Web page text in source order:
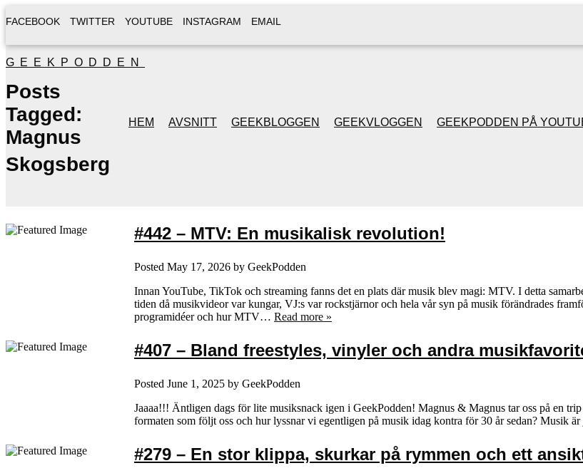
FACEBOOK TWITTER YOUTUBE INSTAGRAM EMAIL
GEEKPODDEN
HEM AVSNITT GEEKBLOGGEN GEEKVLOGGEN GEEKPODDEN PÅ
JULSPECIALER 2013
Posts
Tagged:
Magnus
Skogsberg
#442 – MTV: En musikalisk revolution!
Posted May 17, 2026 by GeekPodden
Innan YouTube, TikTok och streaming fanns det en plats där musik blev magi: MTV. I detta
tiden då musikvideor var kungar, VJ:s var rockstjärnor och hela vår syn på musik förändrades
programidéer och hur MTV… Read more »
#407 – Bland freestyles, vinyler och andra
Posted June 1, 2025 by GeekPodden
Jaaaa!!! Äntligen dags för lite musiksnack igen i GeekPodden! Magnus & Magnus tar oss på en
formaten som följt oss och hur lyssnar vi egentligen på musik idag kontra för 30 år sedan? Musik
#279 – En stor klippa, skurkar på rymmen och ett